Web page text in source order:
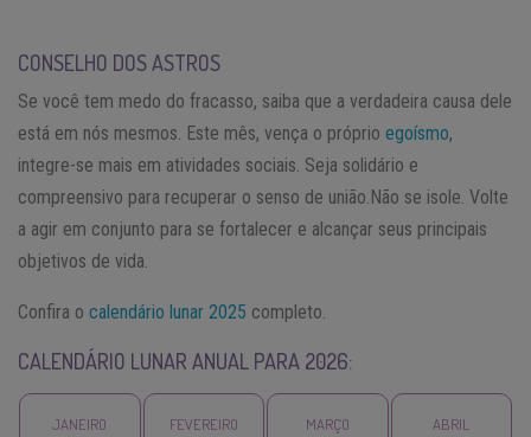
CONSELHO DOS ASTROS
Se você tem medo do fracasso, saiba que a verdadeira causa dele
está em nós mesmos. Este mês, vença o próprio egoísmo,
integre-se mais em atividades sociais. Seja solidário e
compreensivo para recuperar o senso de união.Não se isole. Volte
a agir em conjunto para se fortalecer e alcançar seus principais
objetivos de vida.
Confira o calendário lunar 2025 completo.
CALENDÁRIO LUNAR ANUAL PARA 2026:
JANEIRO FEVEREIRO MARÇO ABRIL